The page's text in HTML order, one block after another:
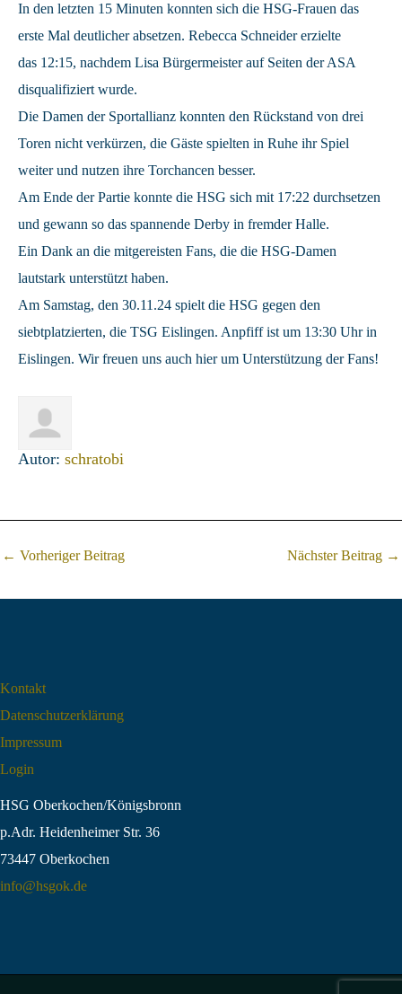
In den letzten 15 Minuten konnten sich die HSG-Frauen das
erste Mal deutlicher absetzen. Rebecca Schneider erzielte
das 12:15, nachdem Lisa Bürgermeister auf Seiten der ASA
disqualifiziert wurde.
Die Damen der Sportallianz konnten den Rückstand von drei
Toren nicht verkürzen, die Gäste spielten in Ruhe ihr Spiel
weiter und nutzen ihre Torchancen besser.
Am Ende der Partie konnte die HSG sich mit 17:22 durchsetzen
und gewann so das spannende Derby in fremder Halle.
Ein Dank an die mitgereisten Fans, die die HSG-Damen
lautstark unterstützt haben.
Am Samstag, den 30.11.24 spielt die HSG gegen den
siebtplatzierten, die TSG Eislingen. Anpfiff ist um 13:30 Uhr in
Eislingen. Wir freuen uns auch hier um Unterstützung der Fans!
Autor: schratobi
Post
← Vorheriger Beitrag Nächster Beitrag →
Kontakt
Datenschutz­erklärung
Impressum
Login
HSG Oberkochen/Königsbronn
p.Adr. Heidenheimer Str. 36
73447 Oberkochen
info@hsgok.de